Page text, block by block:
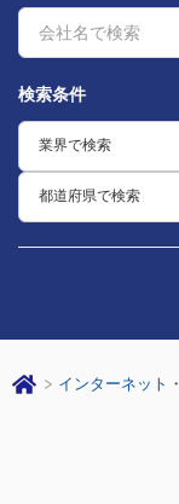
検索条件
業界で検索
都道府県で検索
インターネット